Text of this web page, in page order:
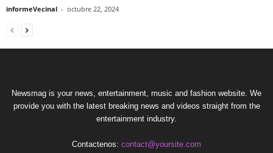
informeVecinal - octubre 22, 2024
Newsmag is your news, entertainment, music and fashion website. We
provide you with the latest breaking news and videos straight from the
entertainment industry.
Contactenos: contact@yoursite.com